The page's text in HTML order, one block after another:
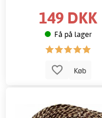
149 DKK
Få på lager
Køb